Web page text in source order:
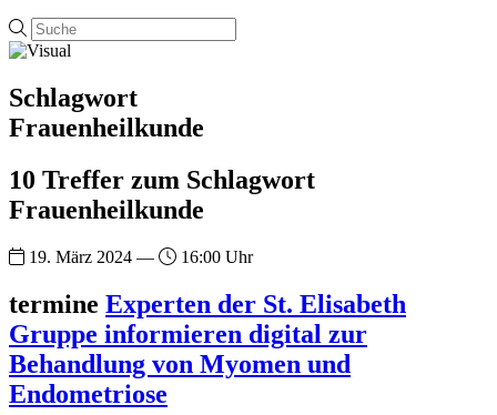
Schlagwort
Frauenheilkunde
10 Treffer zum Schlagwort
Frauenheilkunde
19. März 2024 — 16:00 Uhr
termine Experten der St. Elisabeth
Gruppe informieren digital zur
Behandlung von Myomen und
Endometriose